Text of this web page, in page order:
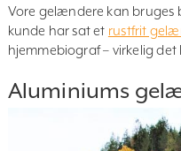
Vore gelændere kan bruges
kunde har sat et rustfrit
hjemmebiograf – virkelig det
Aluminiums